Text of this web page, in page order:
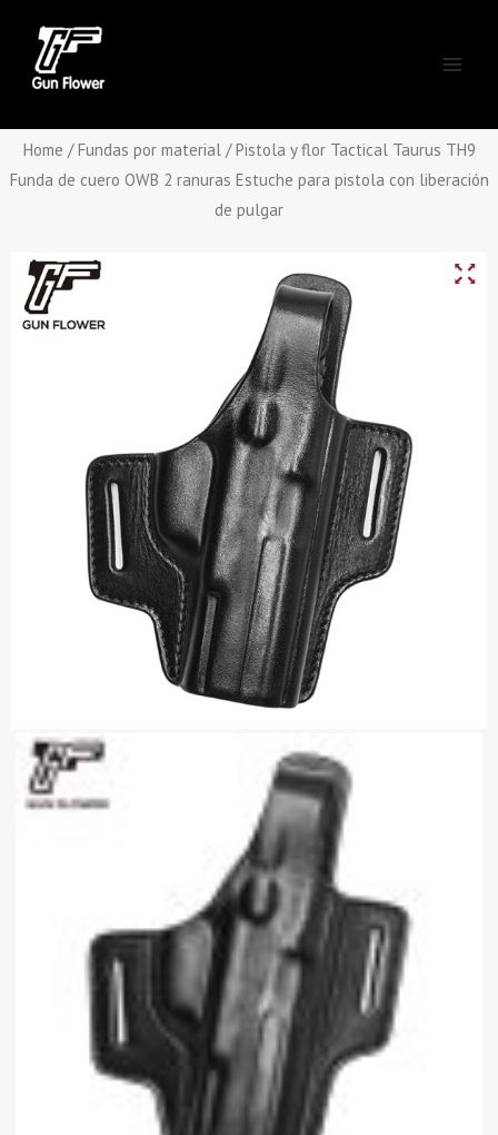
content
Home /Fundas por material/ Pistola y flor Tactical Taurus TH9
Funda de cuero OWB 2 ranuras Estuche para pistola con liberación
de pulgar